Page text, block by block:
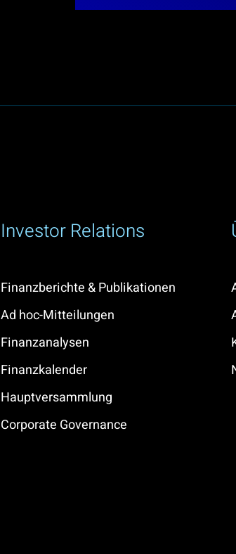
Investor Relations
Finanzberichte & Publikationen
Ad hoc-Mitteilungen
Finanzanalysen
Finanzkalender
Hauptversammlung
Corporate Governance